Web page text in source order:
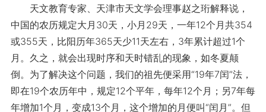
天文教育专家、天津市天文学会理事赵之珩解释说，
中国的农历规定大月30天，小月29天，一年12个月共354
或355天，比阳历年365天少11天左右，3年累计超过1个
月。久之，就会出现时序和天时错乱的现象，如冬夏颠
倒。为了解决这个问题，我们的祖先便采用“19年7闰”法，
即在19个农历年中，规定12个平年，每年12个月；另7年每
年增加1个月，变成13个月，这个增加的月便叫“闰月”。但